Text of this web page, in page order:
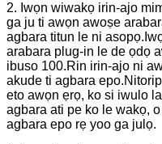
2. Iwọn wiwakọ irin-ajo
ga ju ti awọn awoṣe
agbara titun le ni
arabara plug-in le de ọdọ
ibuso 100.Rin irin-ajo ni
akude ti agbara
eto awọn ẹrọ, ko si iwulo
agbara ati pe ko le wakọ,
agbara epo rẹ yoo ga julọ.